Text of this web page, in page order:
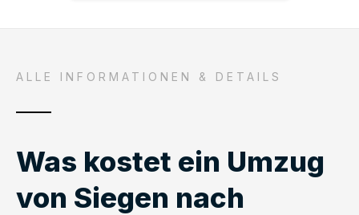
ALLE INFORMATIONEN & DETAILS
Was kostet ein Umzug
von Siegen nach